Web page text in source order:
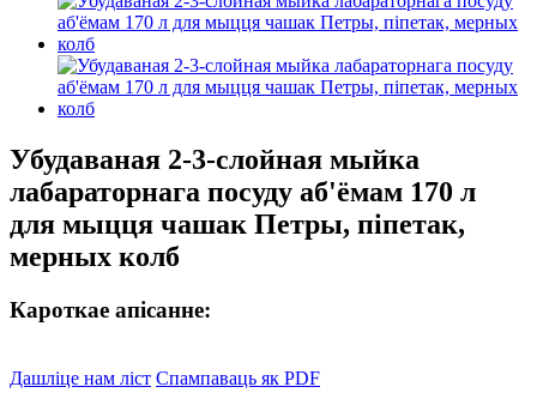
Убудаваная 2-3-слойная мыйка
лабараторнага посуду аб'ёмам 170 л
для мыцця чашак Петры, піпетак,
мерных колб
Кароткае апісанне:
Дашліце нам ліст Спампаваць як PDF